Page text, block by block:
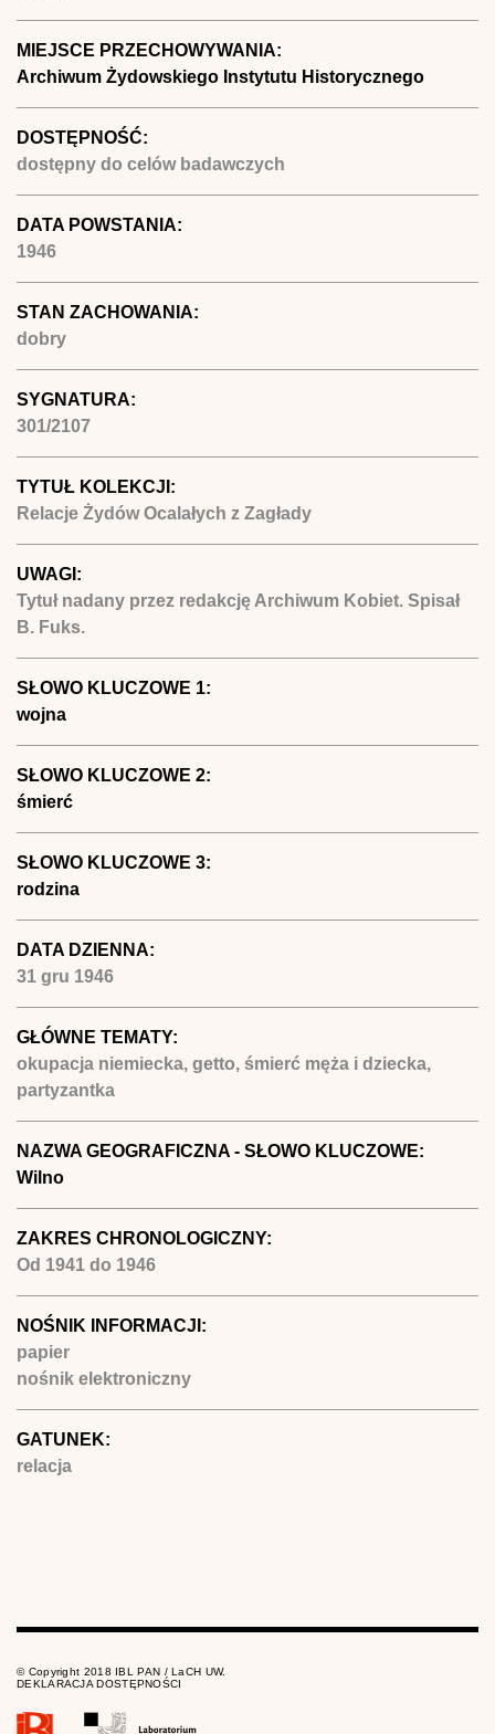
MIEJSCE PRZECHOWYWANIA:
Archiwum Żydowskiego Instytutu Historycznego
DOSTĘPNOŚĆ:
dostępny do celów badawczych
DATA POWSTANIA:
1946
STAN ZACHOWANIA:
dobry
SYGNATURA:
301/2107
TYTUŁ KOLEKCJI:
Relacje Żydów Ocalałych z Zagłady
UWAGI:
Tytuł nadany przez redakcję Archiwum Kobiet. Spisał
B. Fuks.
SŁOWO KLUCZOWE 1:
wojna
SŁOWO KLUCZOWE 2:
śmierć
SŁOWO KLUCZOWE 3:
rodzina
DATA DZIENNA:
31 gru 1946
GŁÓWNE TEMATY:
okupacja niemiecka, getto, śmierć męża i dziecka,
partyzantka
NAZWA GEOGRAFICZNA - SŁOWO KLUCZOWE:
Wilno
ZAKRES CHRONOLOGICZNY:
Od 1941 do 1946
NOŚNIK INFORMACJI:
papier
nośnik elektroniczny
GATUNEK:
relacja
© Copyright 2018 IBL PAN / LaCH UW.
DEKLARACJA DOSTĘPNOŚCI